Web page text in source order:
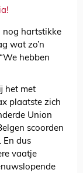
nog hartstikke
wat zo’n
hebben
het met
plaatste zich
Union
scoorden
En dus
vaatje